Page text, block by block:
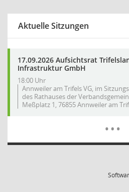
Aktuelle Sitzungen
17.09.2026 Aufsichtsrat
Infrastruktur GmbH
18:00 Uhr
Annweiler am Trifels VG, im
des Rathauses der
Meßplatz 1, 76855 Annweiler am
…